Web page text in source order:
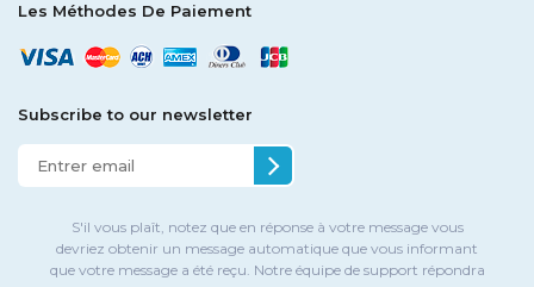
Les Méthodes De Paiement
Subscribe to our newsletter
S'il vous plaît, notez que en réponse à votre message vous
devriez obtenir un message automatique que vous informant
que votre message a été reçu. Notre équipe de support répondra